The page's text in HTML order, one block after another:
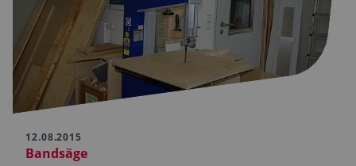
12.08.2015
Bandsäge